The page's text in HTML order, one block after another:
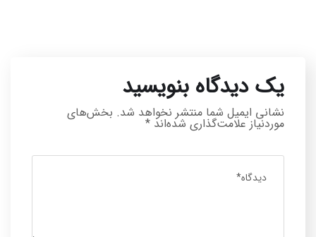
یک دیدگاه بنویسید
نشانی ایمیل شما منتشر نخواهد شد. بخش‌های
موردنیاز علامت‌گذاری شده‌اند *